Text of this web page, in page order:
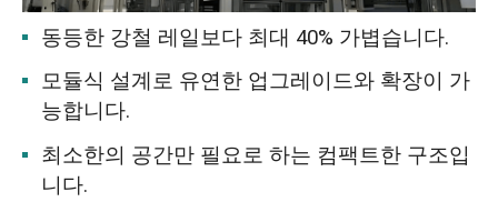
동등한 강철 레일보다 최대 40% 가볍습니다.
모듈식 설계로 유연한 업그레이드와 확장이 가
능합니다.
최소한의 공간만 필요로 하는 컴팩트한 구조입
니다.